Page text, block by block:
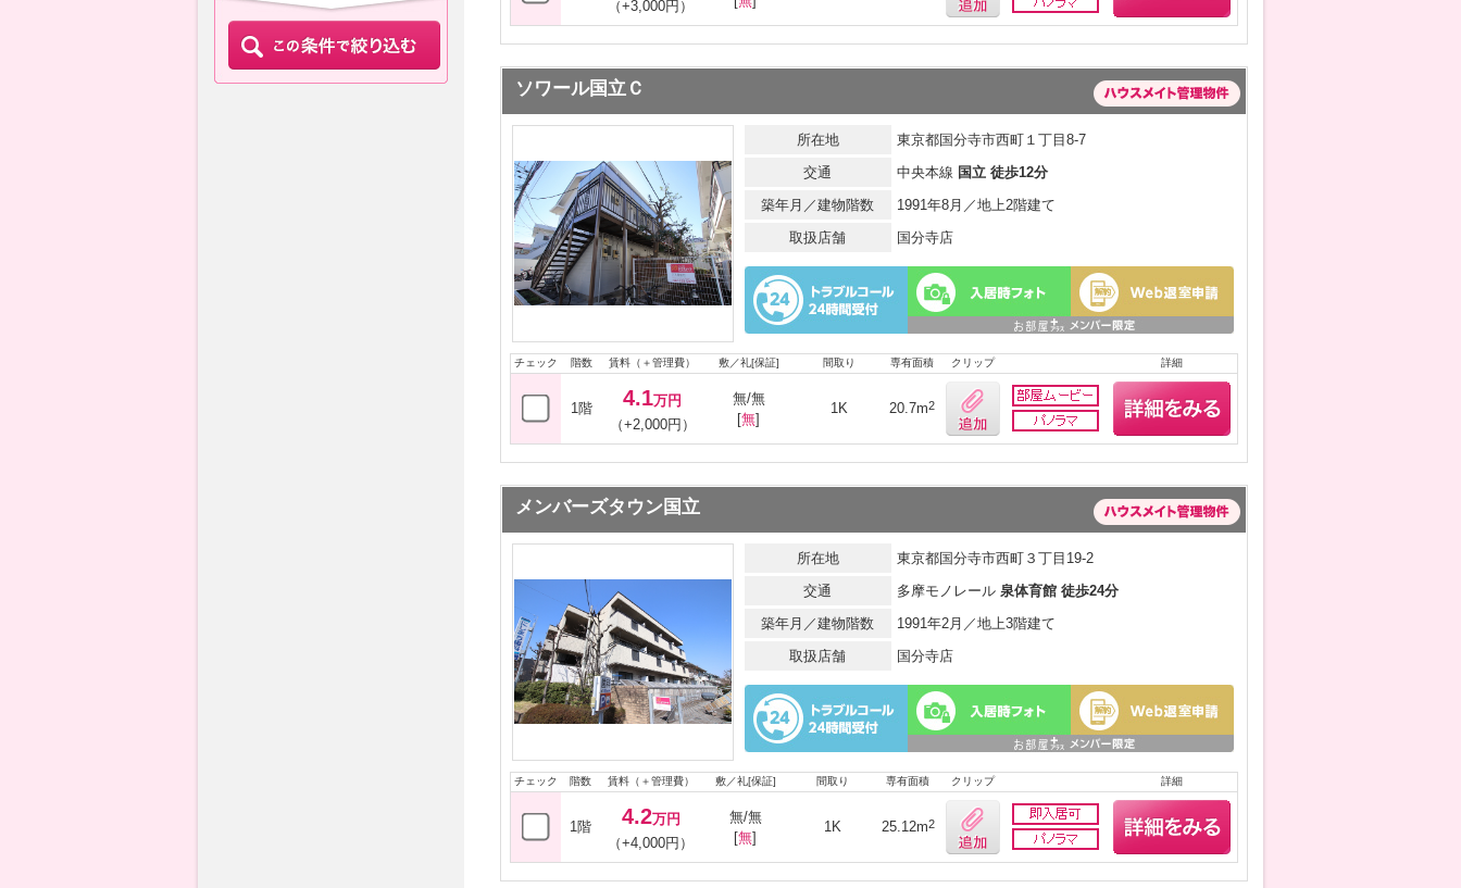
（+3,000円）
ソワール国立Ｃ
所在地
東京都国分寺市西町１丁目8-7
交通
中央本線 国立 徒歩12分
築年月／建物階数
1991年8月／地上2階建て
取扱店舗
国分寺店
チェック 階数 賃料（＋管理費） 敷／礼[保証] 間取り 専有面積 クリップ 詳細
1階 4.1万円
（+2,000円）
無/無
[無]
1K 20.7m2
メンバーズタウン国立
所在地
東京都国分寺市西町３丁目19-2
交通
多摩モノレール泉体育館 徒歩24分
築年月／建物階数
1991年2月／地上3階建て
取扱店舗
国分寺店
チェック 階数 賃料（＋管理費） 敷／礼[保証] 間取り 専有面積 クリップ 詳細
1階 4.2万円
（+4,000円）
無/無
[無]
1K 25.12m2